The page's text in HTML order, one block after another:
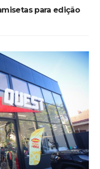
para edição